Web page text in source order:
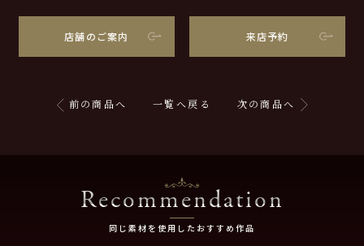
店舗のご案内 来店予約
前の商品へ 一覧へ戻る 次の商品へ
Recommendation
同じ素材を使用したおすすめ作品